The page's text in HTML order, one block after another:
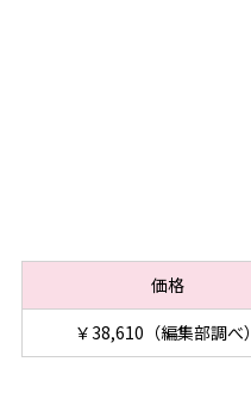
価格
￥38,610（編集部調べ）